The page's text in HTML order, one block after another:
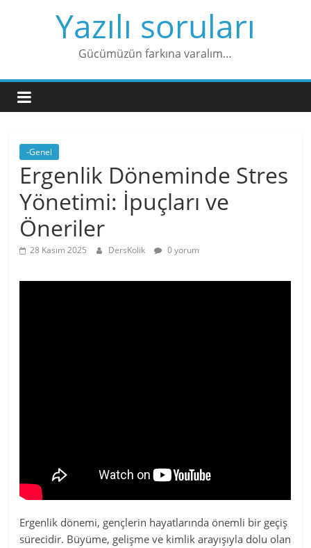
Yazılı soruları
Gücümüzün farkına varalım…
-Genel
Ergenlik Döneminde Stres
Yönetimi: İpuçları ve
Öneriler
28 Kasım 2025 DersKolik 0 yorum
Ergenlik dönemi, gençlerin hayatlarında önemli bir geçiş
sürecidir. Büyüme, gelişme ve kimlik arayışıyla dolu olan